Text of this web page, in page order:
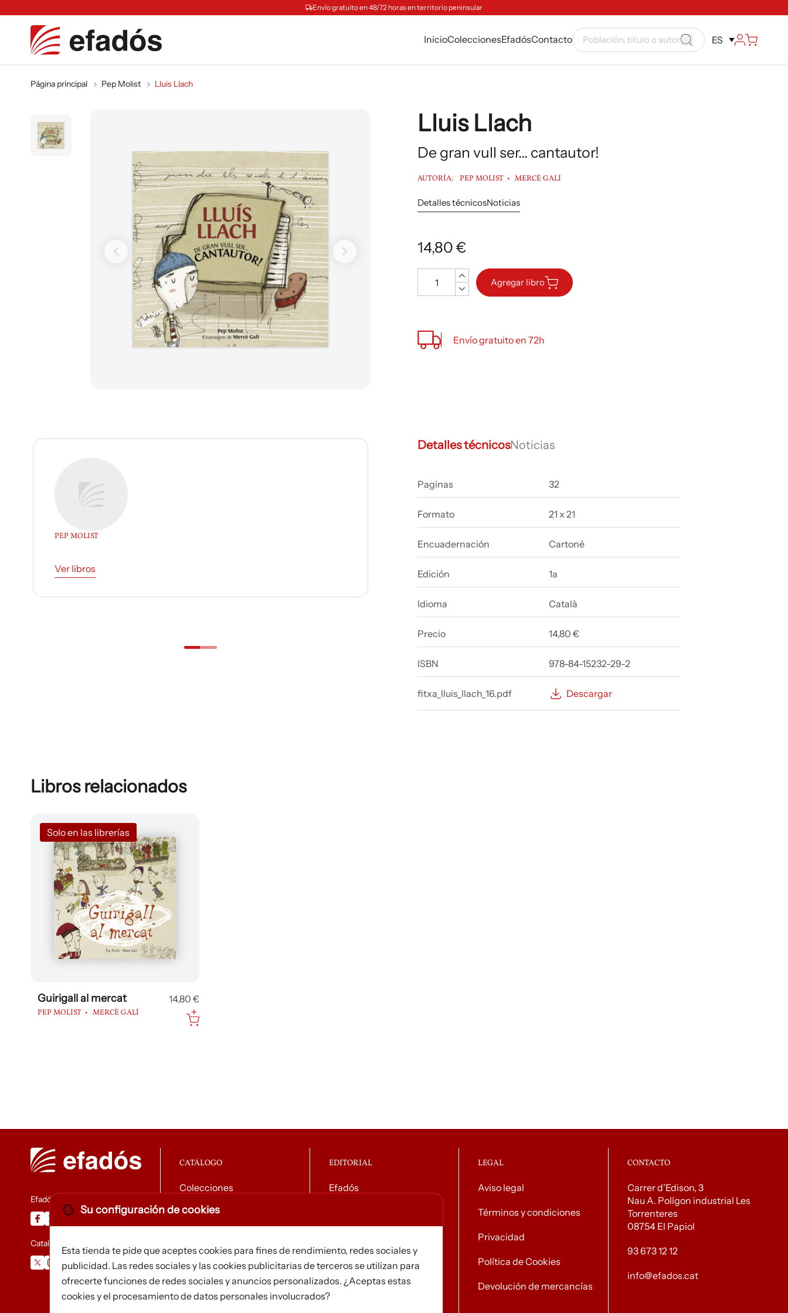
Envío gratuito en 48/72 horas en territorio peninsular
InicioColeccionesEfadósContacto ES
Página principal Pep Molist Lluis Llach
Lluis Llach
De gran vull ser... cantautor!
AUTORÍA: PEP MOLIST MERCÈ GALÍ
Detalles técnicosNoticias
14,80 €
Agregar libro
Envío gratuito en 72h
Detalles técnicosNoticias
Paginas 32
Formato 21 x 21
Encuadernación Cartoné
Edición 1a
Idioma Català
Precio 14,80 €
ISBN 978-84-15232-29-2
fitxa_lluis_llach_16.pdf Descargar
Libros relacionados
Solo en las librerías
Guirigall al mercat
PEP MOLIST MERCÈ GALÍ
14,80 €
Efadós
Catalunya Desapareguda
CATÁLOGO
Colecciones
Descargar catálogo general
EDITORIAL
Efadós
Noticias
LEGAL
Aviso legal
Términos y condiciones
Privacidad
Política de Cookies
Devolución de mercancías
CONTACTO
Carrer d’Edison, 3
Nau A. Polígon industrial Les
Torrenteres
08754 El Papiol
93 673 12 12
info@efados.cat
Su configuración de cookies
Esta tienda te pide que aceptes cookies para fines de rendimiento, redes sociales y
publicidad. Las redes sociales y las cookies publicitarias de terceros se utilizan para
ofrecerte funciones de redes sociales y anuncios personalizados. ¿Aceptas estas
cookies y el procesamiento de datos personales involucrados?